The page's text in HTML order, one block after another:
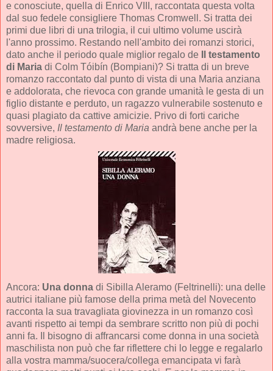
e conosciute, quella di Enrico VIII, raccontata questa volta
dal suo fedele consigliere Thomas Cromwell. Si tratta dei
primi due libri di una trilogia, il cui ultimo volume uscirà
l'anno prossimo. Restando nell'ambito dei romanzi storici,
dato anche il periodo quale miglior regalo de
Il testamento
di Maria di Colm Tóibín (Bompiani)? Si tratta di un breve
romanzo raccontato dal punto di vista di una Maria anziana
e addolorata, che rievoca con grande umanità le gesta di un
figlio distante e perduto, un ragazzo vulnerabile sostenuto e
quasi plagiato da cattive amicizie. Privo di forti cariche
sovversive, Il testamento di Maria andrà bene anche per la
madre religiosa.
Ancora: Una donna di Sibilla Aleramo (Feltrinelli): una delle
autrici italiane più famose della prima metà del Novecento
racconta la sua travagliata giovinezza in un romanzo così
avanti rispetto ai tempi da sembrare scritto non più di pochi
anni fa. Il bisogno di affrancarsi come donna in una società
maschilista non può che far riflettere chi lo legge e regalarlo
alla vostra mamma/suocera/collega emancipata vi farà